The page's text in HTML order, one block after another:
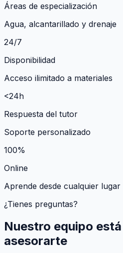
Áreas de especialización
Agua, alcantarillado y drenaje
24/7
Disponibilidad
Acceso ilimitado a materiales
<24h
Respuesta del tutor
Soporte personalizado
100%
Online
Aprende desde cualquier lugar
¿Tienes preguntas?
Nuestro equipo
asesorarte